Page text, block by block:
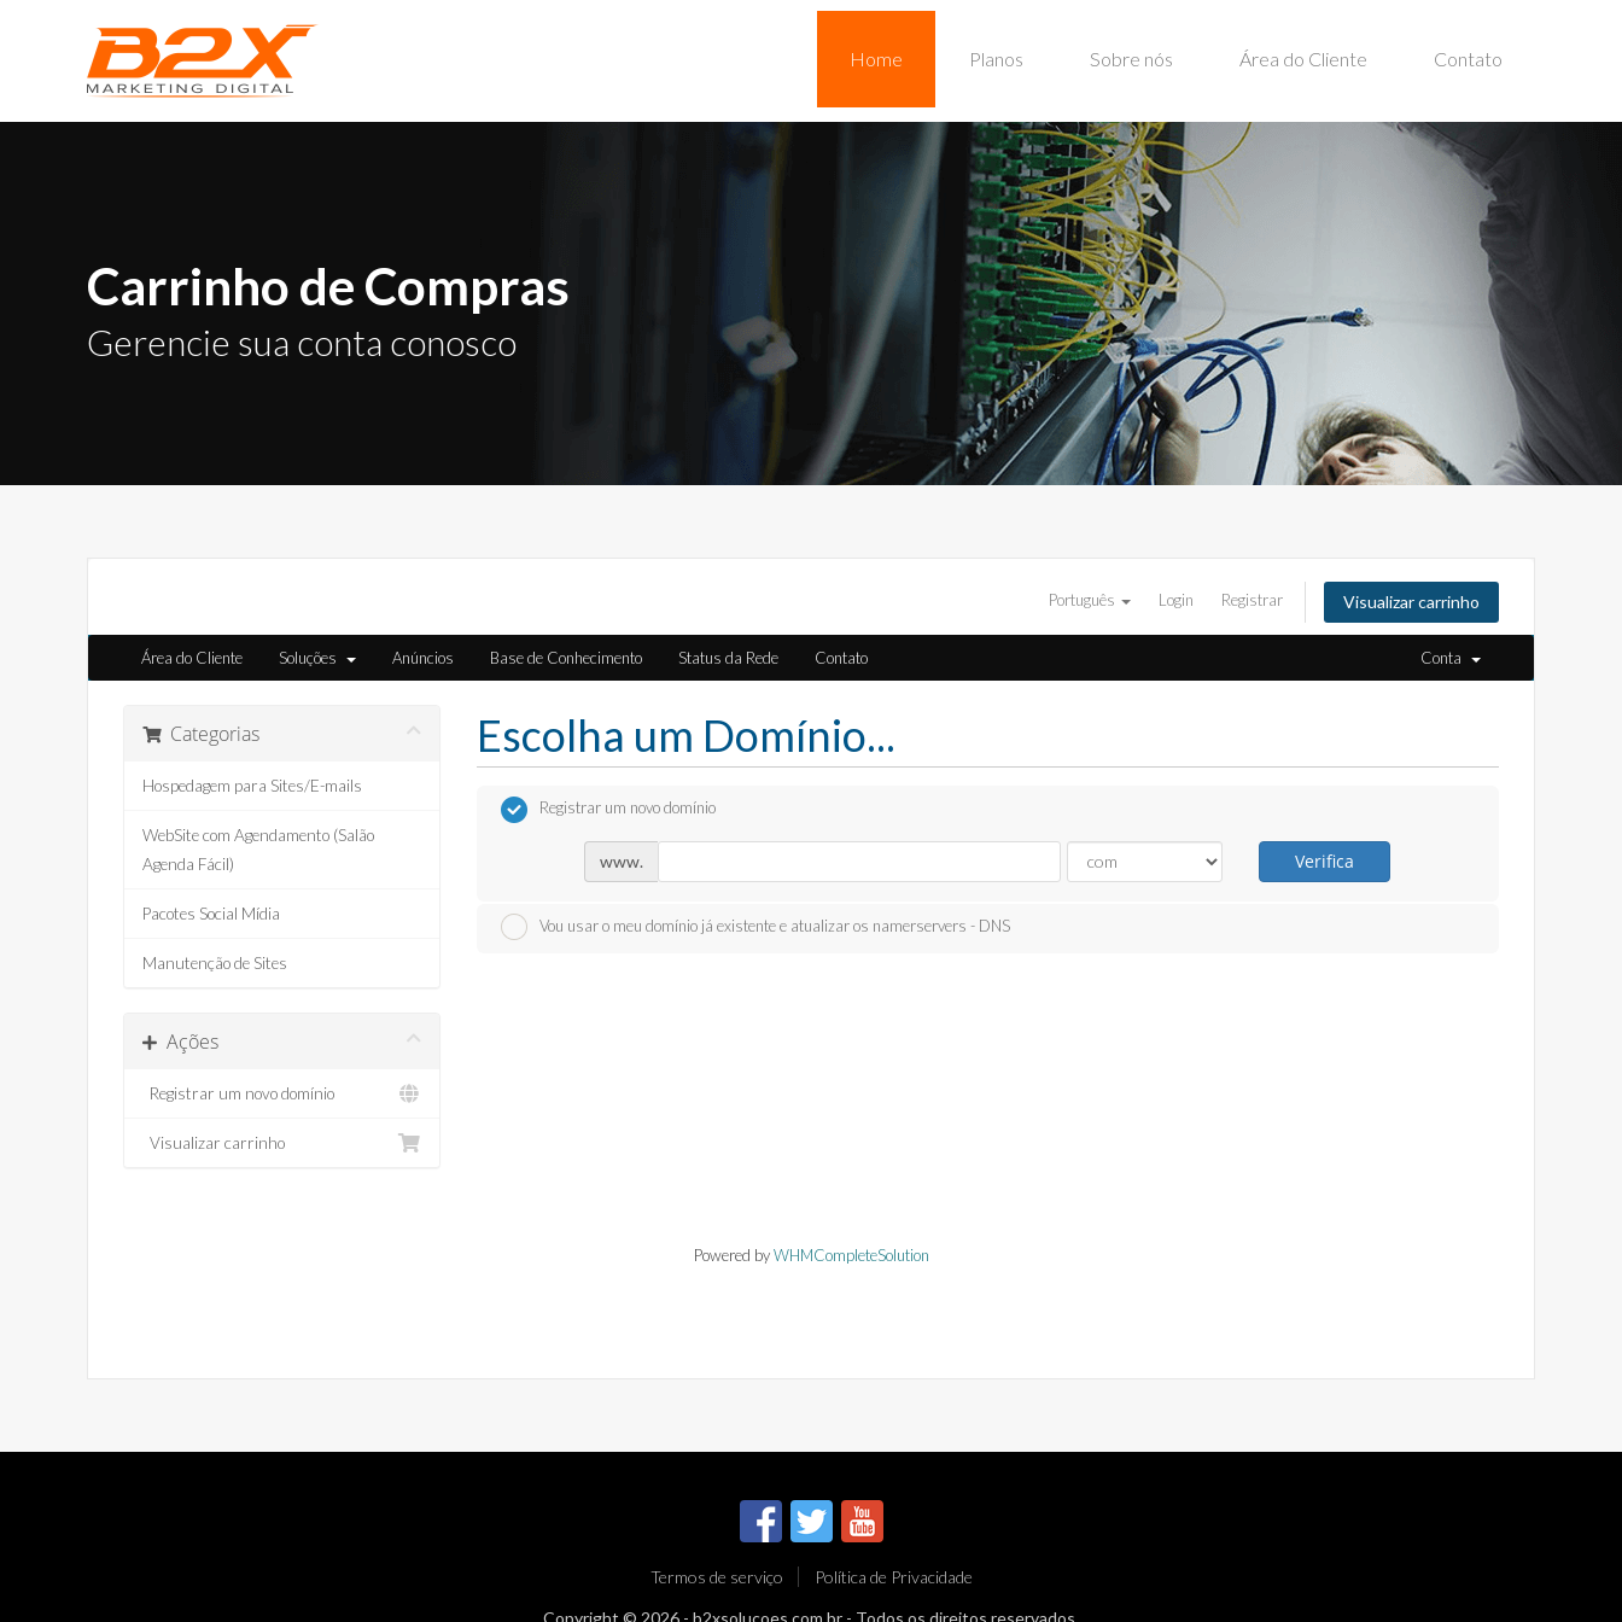
Home Planos Sobre nós Área do Cliente Contato
Carrinho de Compras
Gerencie sua conta conosco
Português Login Registrar Visualizar carrinho
Área do Cliente Soluções Anúncios Base de Conhecimento Status da Rede Contato Conta
Categorias
Hospedagem para Sites/E-mails
WebSite com Agendamento (Salão
Agenda Fácil)
Pacotes Social Mídia
Manutenção de Sites
Ações
Registrar um novo domínio
Visualizar carrinho
Escolha um Domínio...
Registrar um novo domínio
www. Verifica
Vou usar o meu domínio já existente e atualizar os namerservers - DNS
Powered byWHMCompleteSolution
Termos de serviço
Política de Privacidade
Copyright © 2026 - b2xsolucoes.com.br - Todos os direitos reservados.